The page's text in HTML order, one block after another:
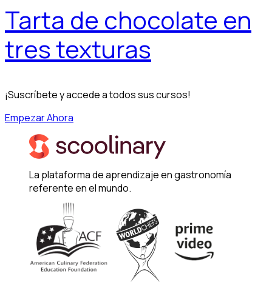
Tarta de chocolate en
tres texturas
¡Suscríbete y accede a todos sus cursos!
Empezar Ahora
La plataforma de aprendizaje en gastronomía
referente en el mundo.